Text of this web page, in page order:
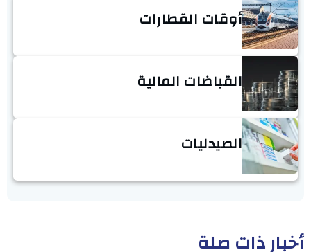
أوقات القطارات
القباضات المالية
الصيدليات
أخبار ذات صلة